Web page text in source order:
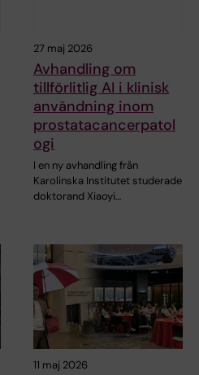
27 maj 2026
Avhandling om
tillförlitlig AI i klinisk
användning inom
prostatacancerpatol
ogi
I en ny avhandling från
Karolinska Institutet studerade
doktorand Xiaoyi…
11 maj 2026